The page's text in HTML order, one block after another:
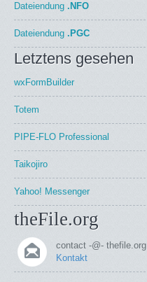
Dateiendung .NFO
Dateiendung .PGC
Letztens gesehen
wxFormBuilder
Totem
PIPE-FLO Professional
Taikojiro
Yahoo! Messenger
theFile.org
contact -@- thefile.org
Kontakt